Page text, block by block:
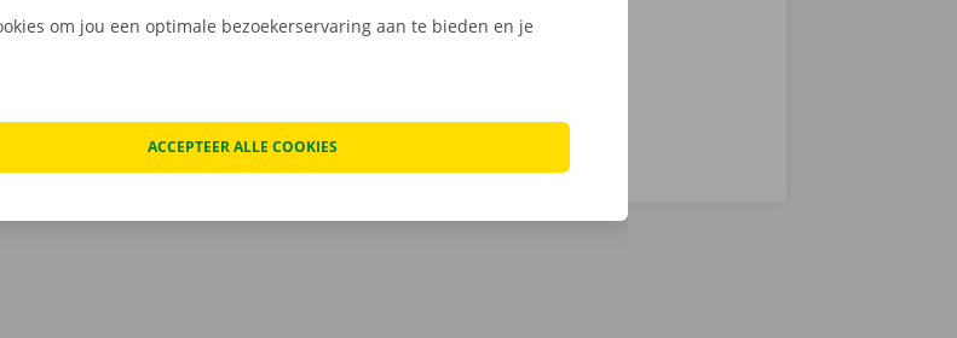
rond in je huurauto
om jou een optimale bezoekerservaring aan te bieden en je
ACCEPTEER ALLE COOKIES